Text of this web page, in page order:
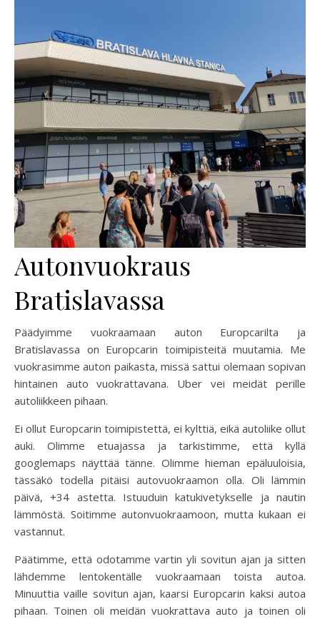
Autonvuokraus
Bratislavassa
Päädyimme vuokraamaan auton Europcarilta ja
Bratislavassa on Europcarin toimipisteitä muutamia. Me
vuokrasimme auton paikasta, missä sattui olemaan sopivan
hintainen auto vuokrattavana. Uber vei meidät perille
autoliikkeen pihaan.
Ei ollut Europcarin toimipistettä, ei kylttiä, eikä autoliike ollut
auki. Olimme etuajassa ja tarkistimme, että kyllä
googlemaps näyttää tänne. Olimme hieman epäluuloisia,
tässäkö todella pitäisi autovuokraamon olla. Oli lämmin
päivä, +34 astetta. Istuuduin katukivetykselle ja nautin
lämmöstä. Soitimme autonvuokraamoon, mutta kukaan ei
vastannut.
Päätimme, että odotamme vartin yli sovitun ajan ja sitten
lähdemme lentokentälle vuokraamaan toista autoa.
Minuuttia vaille sovitun ajan, kaarsi Europcarin kaksi autoa
pihaan. Toinen oli meidän vuokrattava auto ja toinen oli